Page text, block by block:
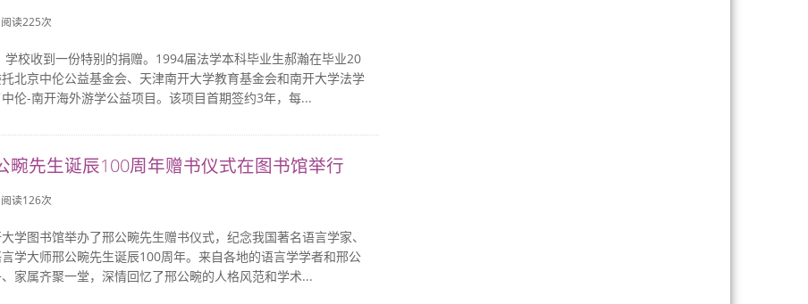
读225次
学校收到一份特别的捐赠。1994届法学本科毕业生郝瀚在毕业20
北京中伦公益基金会、天津南开大学教育基金会和南开大学法学
伦-南开海外游学公益项目。该项目首期签约3年，每...
畹先生诞辰100周年赠书仪式在图书馆举行
读126次
学图书馆举办了邢公畹先生赠书仪式，纪念我国著名语言学家、
学大师邢公畹先生诞辰100周年。来自各地的语言学学者和邢公
家属齐聚一堂，深情回忆了邢公畹的人格风范和学术...